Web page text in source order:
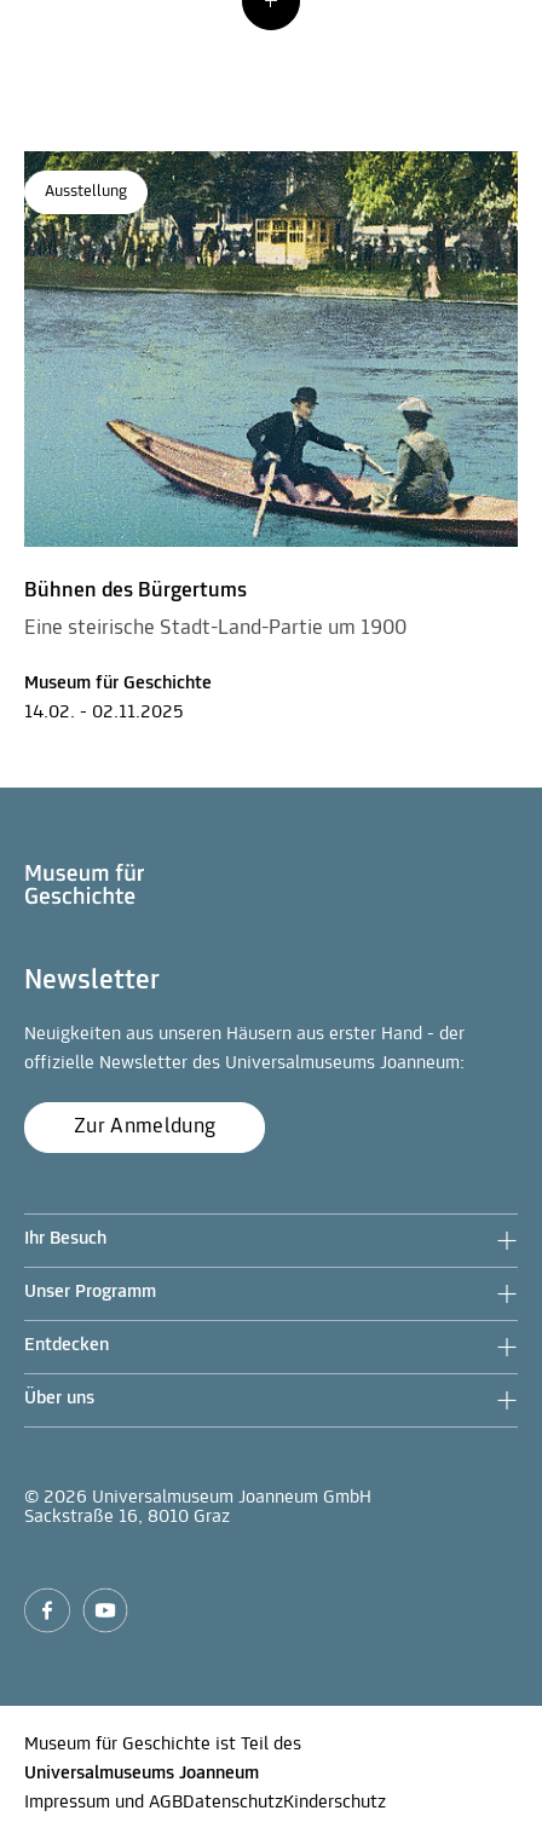
Ausstellung
Bühnen des Bürgertums
Eine steirische Stadt-Land-Partie um 1900
Museum für Geschichte
14.02. - 02.11.2025
Newsletter
Neuigkeiten aus unseren Häusern aus erster Hand - der
offizielle Newsletter des Universalmuseums Joanneum:
Zur Anmeldung
Ihr Besuch
Unser Programm
Entdecken
Über uns
© 2026 Universalmuseum Joanneum GmbH
Sackstraße 16, 8010 Graz
Museum für Geschichte ist Teil des
Universalmuseums Joanneum
Impressum und AGBDatenschutzKinderschutz